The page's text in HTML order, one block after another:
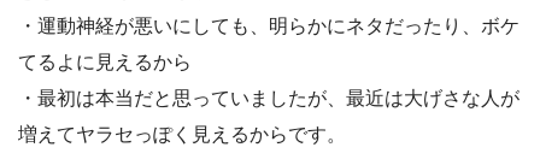
・運動神経が悪いにしても、明らかにネタだったり、ボケ
てるよに見えるから
・最初は本当だと思っていましたが、最近は大げさな人が
増えてヤラセっぽく見えるからです。